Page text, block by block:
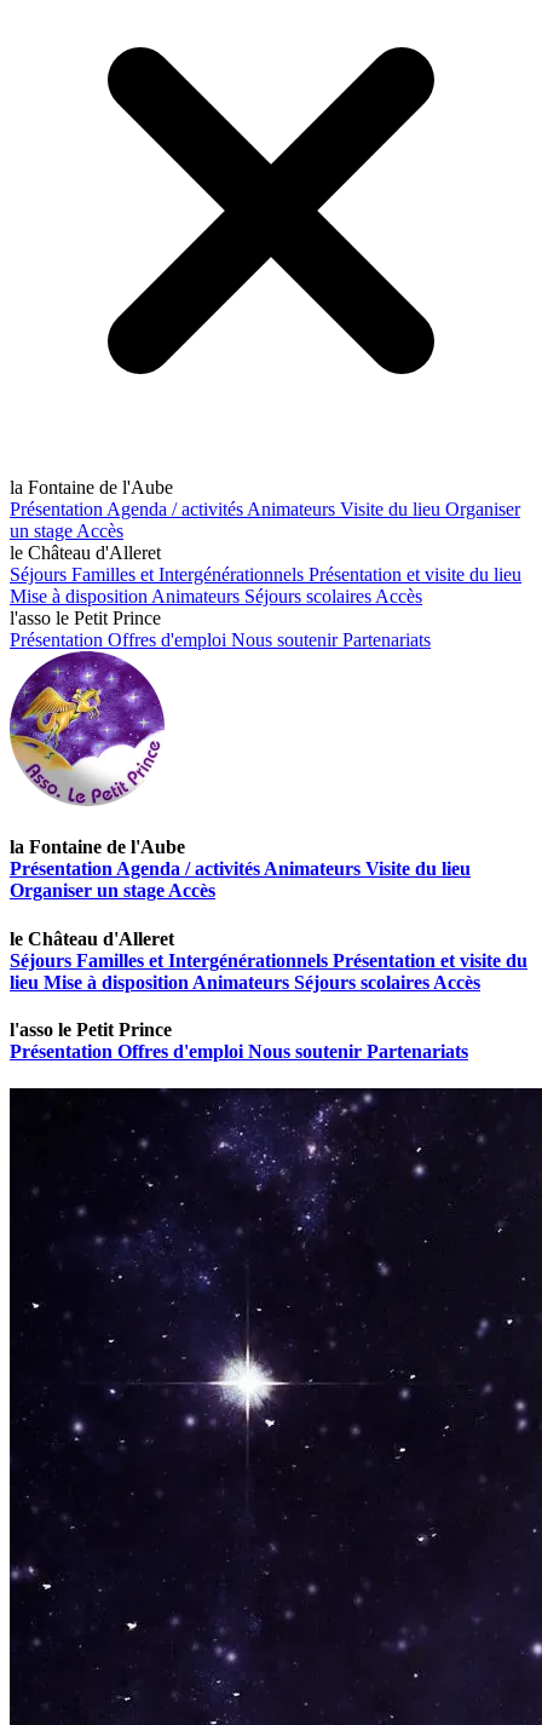
la Fontaine de l'Aube
Présentation Agenda / activités Animateurs Visite du lieu Organiser
un stage Accès
le Château d'Alleret
Séjours Familles et Intergénérationnels Présentation et visite du lieu
Mise à disposition Animateurs Séjours scolaires Accès
l'asso le Petit Prince
Présentation Offres d'emploi Nous soutenirPartenariats
la Fontaine de l'Aube
Présentation Agenda / activités Animateurs Visite du lieu
Organiser un stage Accès
le Château d'Alleret
Séjours Familles et Intergénérationnels Présentation et visite du
lieu Mise à disposition Animateurs Séjours scolaires Accès
l'asso le Petit Prince
Présentation Offres d'emploi Nous soutenir Partenariats